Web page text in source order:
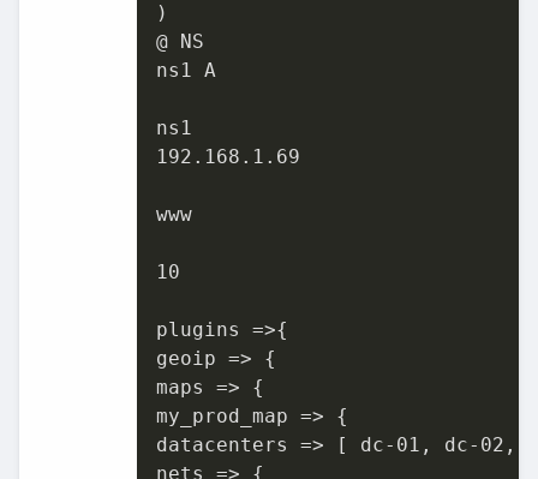
)
@ NS
ns1 A
ns1
192.168.1.69
www
10
plugins =>{
geoip => {
maps => {
my_prod_map => {
datacenters => [ dc-01, dc-